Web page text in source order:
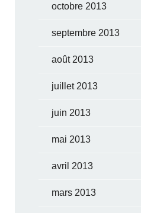
octobre 2013
septembre 2013
août 2013
juillet 2013
juin 2013
mai 2013
avril 2013
mars 2013